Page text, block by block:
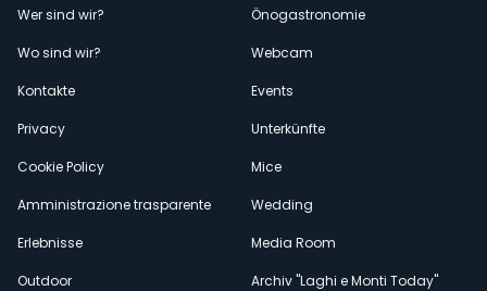
Menù
secondario
Wer sind wir?
Wo sind wir?
Kontakte
Privacy
Cookie Policy
Amministrazione trasparente
Erlebnisse
Outdoor
Önogastronomie
Webcam
Events
Unterkünfte
Mice
Wedding
Media Room
Archiv "Laghi e Monti Today"